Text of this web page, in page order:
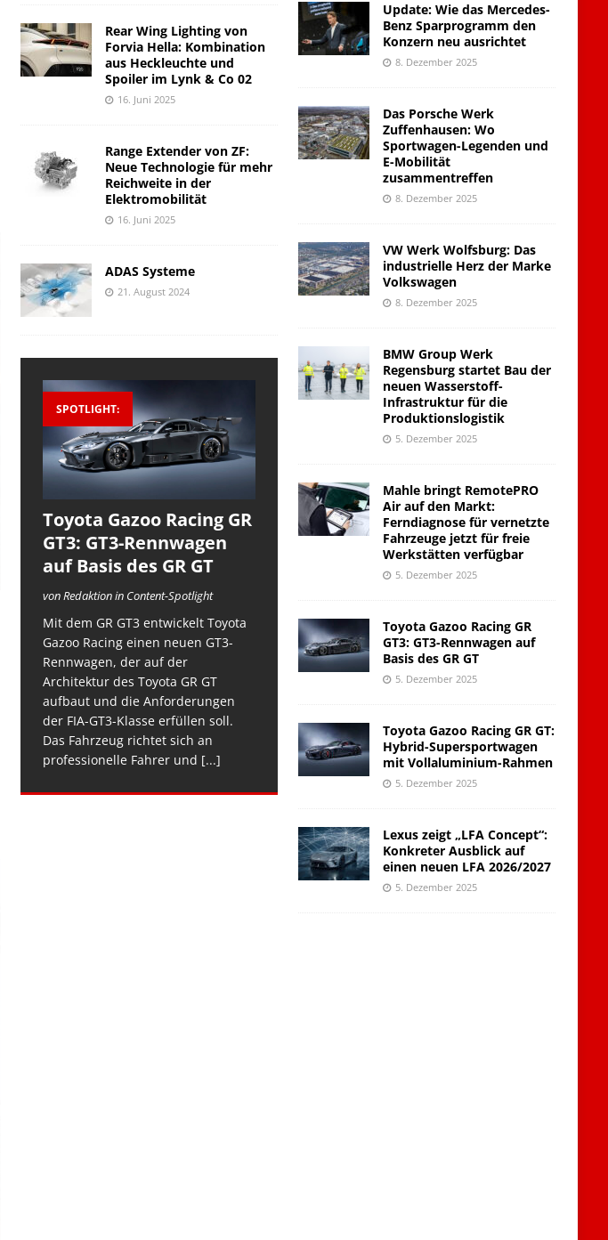
Rear Wing Lighting von
Forvia Hella: Kombination
aus Heckleuchte und
Spoiler im Lynk & Co 02
16. Juni 2025
Range Extender von ZF:
Neue Technologie für mehr
Reichweite in der
Elektromobilität
16. Juni 2025
ADAS Systeme
21. August 2024
SPOTLIGHT:
Toyota Gazoo Racing GR
GT3: GT3-Rennwagen
auf Basis des GR GT
von Redaktion in Content-Spotlight
Mit dem GR GT3 entwickelt Toyota
Gazoo Racing einen neuen GT3-
Rennwagen, der auf der
Architektur des Toyota GR GT
aufbaut und die Anforderungen
der FIA-GT3-Klasse erfüllen soll.
Das Fahrzeug richtet sich an
professionelle Fahrer und [...]
Update: Wie das Mercedes-
Benz Sparprogramm den
Konzern neu ausrichtet
8. Dezember 2025
Das Porsche Werk
Zuffenhausen: Wo
Sportwagen-Legenden und
E-Mobilität
zusammentreffen
8. Dezember 2025
VW Werk Wolfsburg: Das
industrielle Herz der Marke
Volkswagen
8. Dezember 2025
BMW Group Werk
Regensburg startet Bau der
neuen Wasserstoff-
Infrastruktur für die
Produktionslogistik
5. Dezember 2025
Mahle bringt RemotePRO
Air auf den Markt:
Ferndiagnose für vernetzte
Fahrzeuge jetzt für freie
Werkstätten verfügbar
5. Dezember 2025
Toyota Gazoo Racing GR
GT3: GT3-Rennwagen auf
Basis des GR GT
5. Dezember 2025
Toyota Gazoo Racing GR GT:
Hybrid-Supersportwagen
mit Vollaluminium-Rahmen
5. Dezember 2025
Lexus zeigt „LFA Concept“:
Konkreter Ausblick auf
einen neuen LFA 2026/2027
5. Dezember 2025